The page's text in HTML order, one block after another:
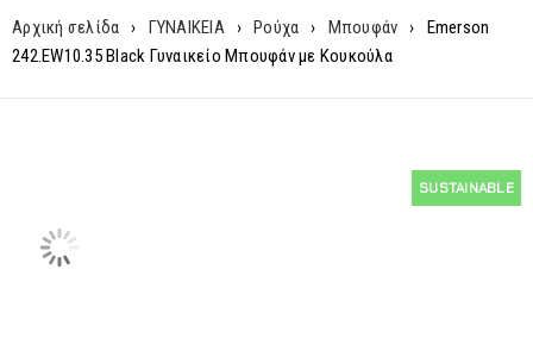
Αρχική σελίδα › ΓΥΝΑΙΚΕΙΑ › Ρούχα › Μπουφάν ›
Emerson
242.EW10.35 Black Γυναικείο Μπουφάν με Κουκούλα
SUSTAINABLE